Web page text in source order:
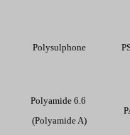
Polysulphone
Polyamide 6.6
(Polyamide A)